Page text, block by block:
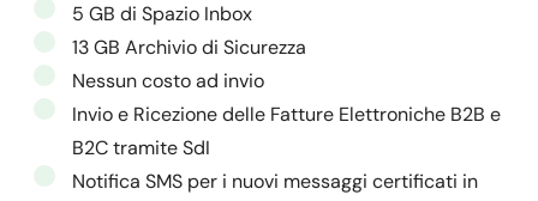
5 GB di Spazio Inbox
13 GB Archivio di Sicurezza
Nessun costo ad invio
Invio e Ricezione delle Fatture Elettroniche B2B e
B2C tramite SdI
Notifica SMS per i nuovi messaggi certificati in